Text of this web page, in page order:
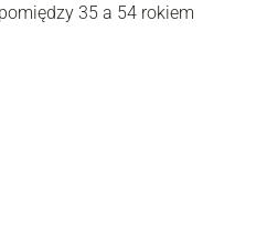
35 a 54 rokiem